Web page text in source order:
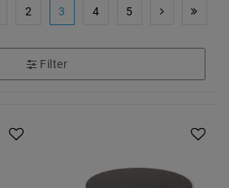
2 3 4 5
Filter